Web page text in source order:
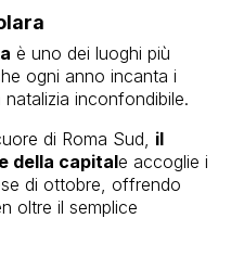
è uno dei luoghi più
ogni anno incanta i
inconfondibile.
di Roma Sud, il
della capitale accoglie i
di ottobre, offrendo
oltre il semplice